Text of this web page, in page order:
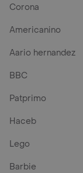
Corona
Americanino
Aario hernandez
BBC
Patprimo
Haceb
Lego
Barbie